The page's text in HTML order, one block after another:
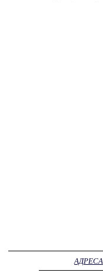
АДРЕСА